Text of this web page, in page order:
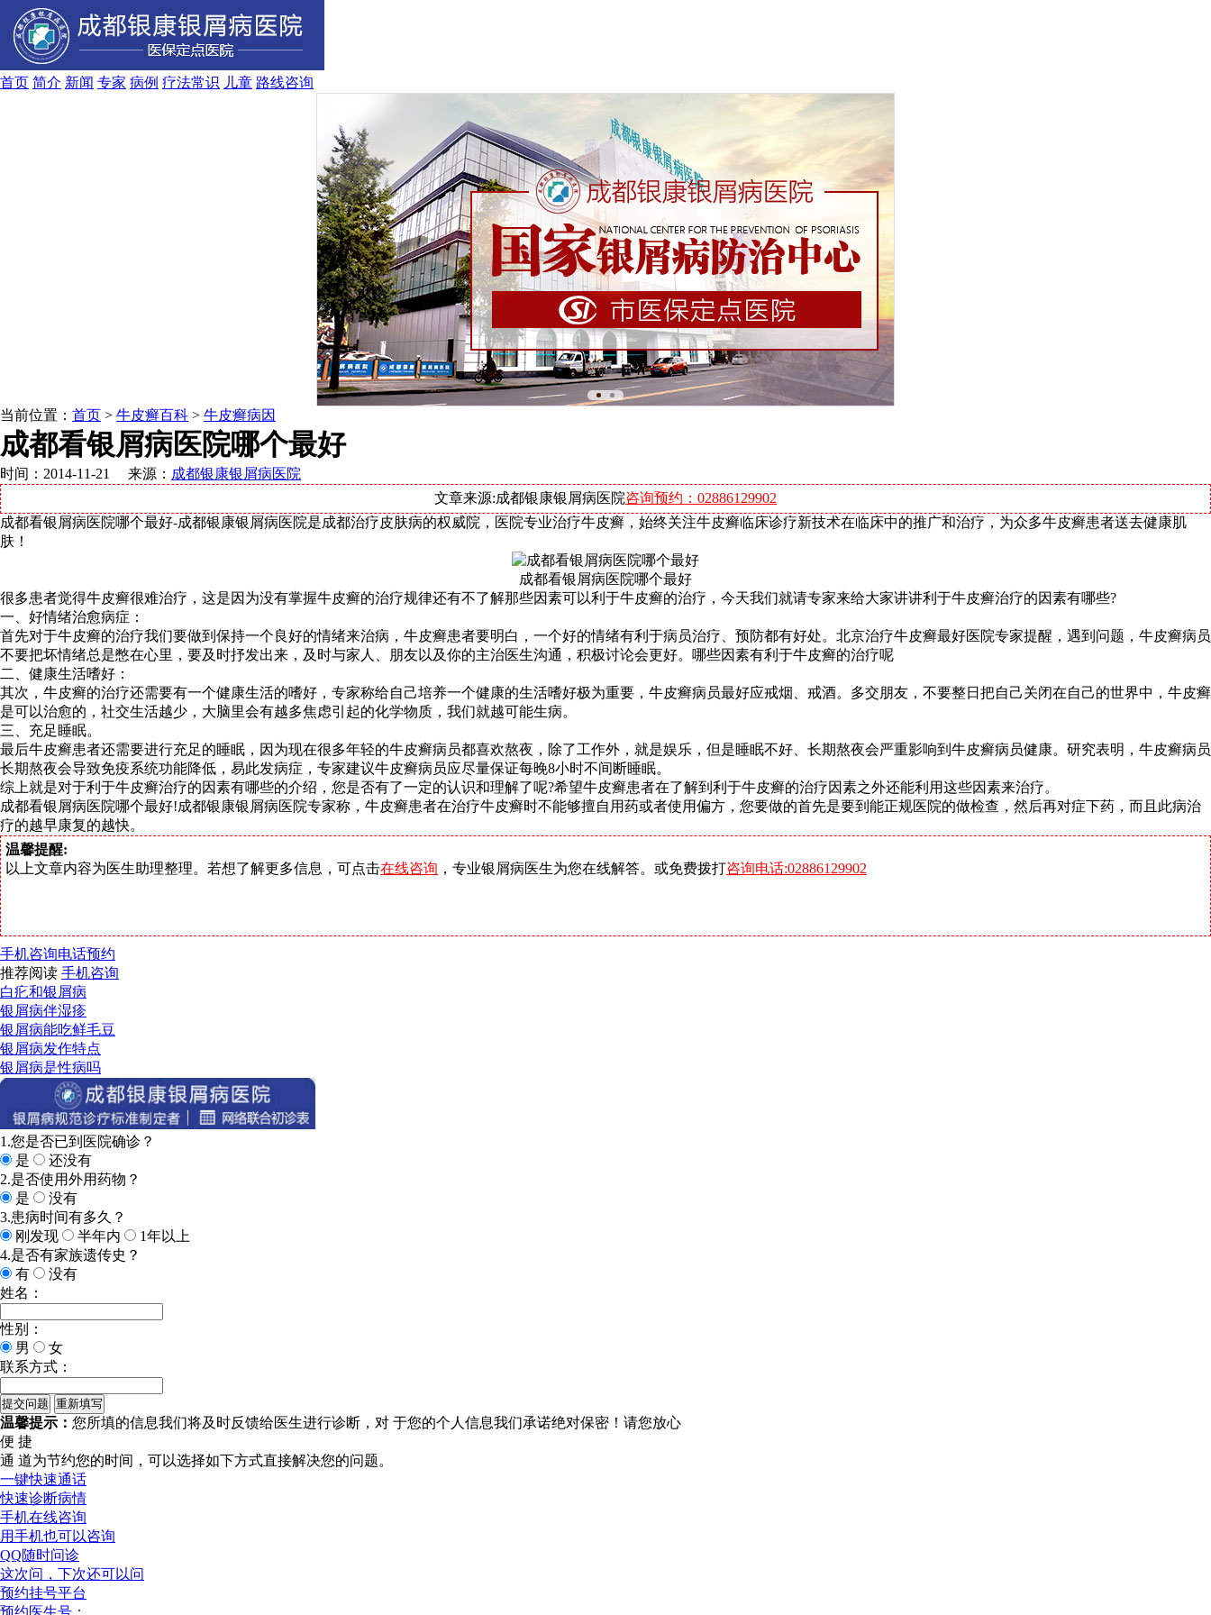
首页 简介 新闻 专家 病例 疗法常识 儿童 路线咨询
当前位置： 首页 > 牛皮癣百科 > 牛皮癣病因
成都看银屑病医院哪个最好
时间：2014-11-21 来源： 成都银康银屑病医院
文章来源:成都银康银屑病医院咨询预约：02886129902
成都看银屑病医院哪个最好-成都银康银屑病医院是成都治疗皮肤病的权威院，医院专业治疗牛皮癣，始终关注牛皮癣临床诊疗新技术在临床中的推广和治疗，为众多牛皮癣患者送去健康肌
肤！
成都看银屑病医院哪个最好
很多患者觉得牛皮癣很难治疗，这是因为没有掌握牛皮癣的治疗规律还有不了解那些因素可以利于牛皮癣的治疗，今天我们就请专家来给大家讲讲利于牛皮癣治疗的因素有哪些?
一、好情绪治愈病症：
首先对于牛皮癣的治疗我们要做到保持一个良好的情绪来治病，牛皮癣患者要明白，一个好的情绪有利于病员治疗、预防都有好处。北京治疗牛皮癣最好医院专家提醒，遇到问题，牛皮癣病员
不要把坏情绪总是憋在心里，要及时抒发出来，及时与家人、朋友以及你的主治医生沟通，积极讨论会更好。哪些因素有利于牛皮癣的治疗呢
二、健康生活嗜好：
其次，牛皮癣的治疗还需要有一个健康生活的嗜好，专家称给自己培养一个健康的生活嗜好极为重要，牛皮癣病员最好应戒烟、戒酒。多交朋友，不要整日把自己关闭在自己的世界中，牛皮癣
是可以治愈的，社交生活越少，大脑里会有越多焦虑引起的化学物质，我们就越可能生病。
三、充足睡眠。
最后牛皮癣患者还需要进行充足的睡眠，因为现在很多年轻的牛皮癣病员都喜欢熬夜，除了工作外，就是娱乐，但是睡眠不好、长期熬夜会严重影响到牛皮癣病员健康。研究表明，牛皮癣病员
长期熬夜会导致免疫系统功能降低，易此发病症，专家建议牛皮癣病员应尽量保证每晚8小时不间断睡眠。
综上就是对于利于牛皮癣治疗的因素有哪些的介绍，您是否有了一定的认识和理解了呢?希望牛皮癣患者在了解到利于牛皮癣的治疗因素之外还能利用这些因素来治疗。
成都看银屑病医院哪个最好!成都银康银屑病医院专家称，牛皮癣患者在治疗牛皮癣时不能够擅自用药或者使用偏方，您要做的首先是要到能正规医院的做检查，然后再对症下药，而且此病治
疗的越早康复的越快。
温馨提醒:
以上文章内容为医生助理整理。若想了解更多信息，可点击在线咨询 ，专业银屑病医生为您在线解答。或免费拨打咨询电话:02886129902
手机咨询电话预约
推荐阅读 手机咨询
白疕和银屑病
银屑病伴湿疹
银屑病能吃鲜毛豆
银屑病发作特点
银屑病是性病吗
1.您是否已到医院确诊？
是
还没有
2.是否使用外用药物？
是
没有
3.患病时间有多久？
刚发现
半年内
1年以上
4.是否有家族遗传史？
有
没有
姓名：
性别：
男
女
联系方式：
温馨提示： 您所填的信息我们将及时反馈给医生进行诊断，对 于您的个人信息我们承诺绝对保密！请您放心
便 捷
通 道为节约您的时间，可以选择如下方式直接解决您的问题。
一键快速通话
快速诊断病情
手机在线咨询
用手机也可以咨询
QQ随时问诊
这次问，下次还可以问
预约挂号平台
预约医生号：